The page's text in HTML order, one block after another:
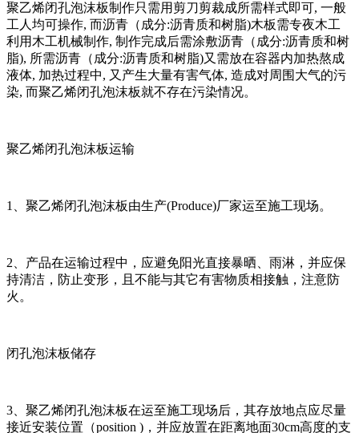
聚乙烯闭孔泡沫板制作只需用剪刀剪裁成所需样式即可, 一般
工人均可操作, 而沥青（成分:沥青质和树脂)木板需专夜木工
利用木工机械制作, 制作完成后需涂敷沥青（成分:沥青质和树
脂), 所需沥青（成分:沥青质和树脂)又需放在容器内加热熬成
液体, 加热过程中, 又产生大量有害气体, 造成对周围大气的污
染, 而聚乙烯闭孔泡沫板就不存在污染情况。
聚乙烯闭孔泡沫板运输
1、聚乙烯闭孔泡沫板由生产(Produce)厂家运至施工现场。
2、产品在运输过程中，应避免阳光直接暴晒、雨淋，并应保
持清洁，防止变形，且不能与其它有害物质相接触，注意防
火。
闭孔泡沫板储存
3、聚乙烯闭孔泡沫板在运至施工现场后，其存放地点应尽量
接近安装位置（position )，并应放置在距离地面30cm高度的支